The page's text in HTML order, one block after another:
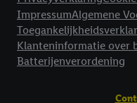
ImpressumAlgemene
Klanteninformatie over
Batterijenverordening